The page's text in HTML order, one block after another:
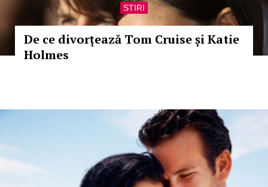
STIRI
De ce divorțează Tom Cruise și Katie
Holmes